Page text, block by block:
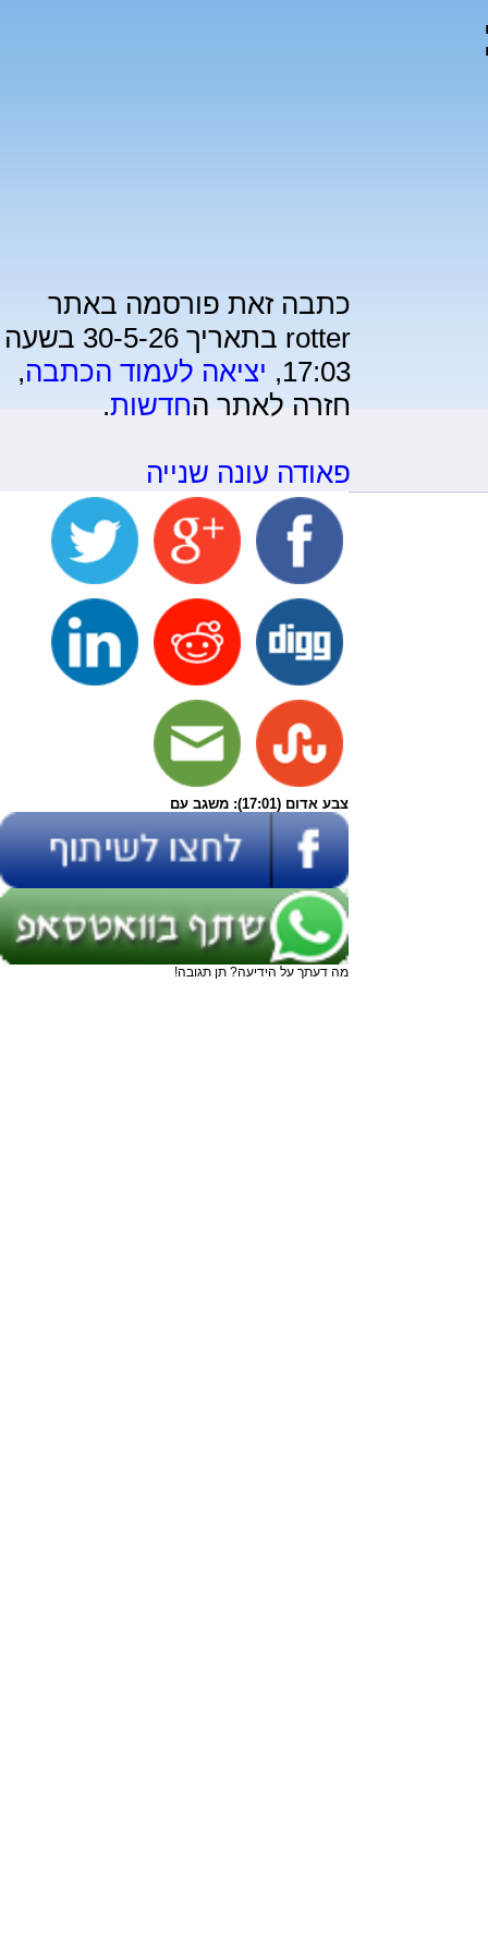
כתבה זאת פורסמה באתר
rotter בתאריך 30-5-26 בשעה
17:03, יציאה לעמוד הכתבה,
חזרה לאתר החדשות.
פאודה עונה שנייה
צבע אדום (17:01): משגב עם
מה דעתך על הידיעה? תן תגובה!